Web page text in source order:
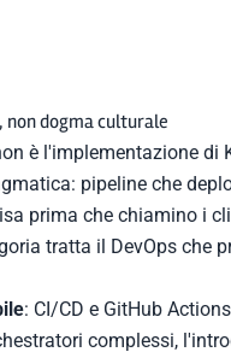
dogma culturale
è l'implementazione di
pipeline che
prima che chiamino i
tratta il DevOps che
: CI/CD e GitHub
complessi,